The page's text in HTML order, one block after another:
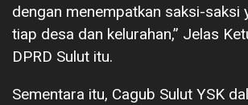
dengan menempatkan saksi-saksi
tiap desa dan kelurahan,” Jelas
DPRD Sulut itu.
Sementara itu, Cagub Sulut YSK